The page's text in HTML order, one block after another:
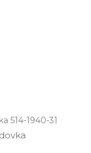
514-1940-31